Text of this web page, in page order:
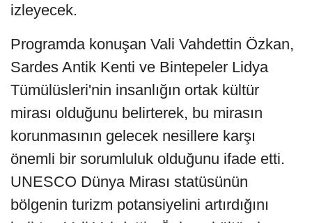
izleyecek.
Programda konuşan Vali Vahdettin Özkan,
Sardes Antik Kenti ve Bintepeler Lidya
Tümülüsleri'nin insanlığın ortak kültür
mirası olduğunu belirterek, bu mirasın
korunmasının gelecek nesillere karşı
önemli bir sorumluluk olduğunu ifade etti.
UNESCO Dünya Mirası statüsünün
bölgenin turizm potansiyelini artırdığını